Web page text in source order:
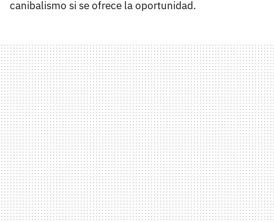
canibalismo si se ofrece la oportunidad.